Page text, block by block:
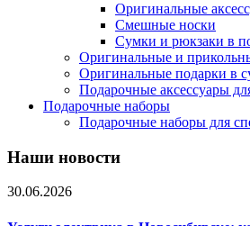
Оригинальные
Смешные носки
Сумки и рюкзаки в
Оригинальные и
Оригинальные подарки в
Подарочные аксессуары
Подарочные наборы
Подарочные наборы для
Наши новости
30.06.2026